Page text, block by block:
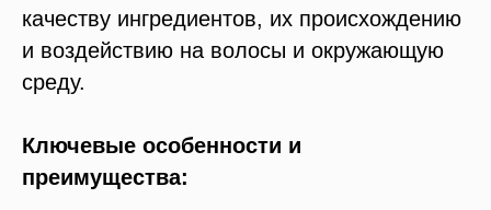
качеству ингредиентов, их происхождению
и воздействию на волосы и окружающую
среду.
Ключевые особенности и
преимущества: